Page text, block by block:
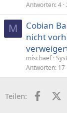
Antworten 4
M
Cobian
nicht
mischaef
Antworten 17
Teilen: